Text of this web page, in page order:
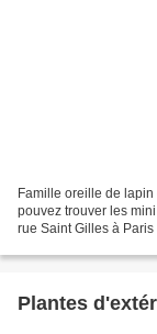
Famille oreille de
pouvez trouver les
rue Saint Gilles à Paris
Plantes